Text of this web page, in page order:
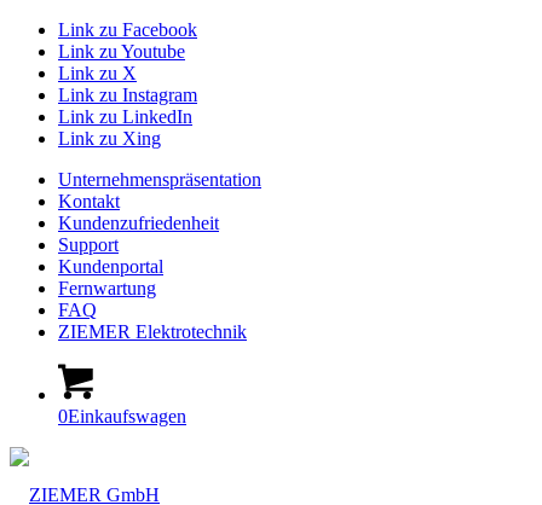
Link zu Facebook
Link zu Youtube
Link zu X
Link zu Instagram
Link zu LinkedIn
Link zu Xing
Unternehmenspräsentation
Kontakt
Kundenzufriedenheit
Support
Kundenportal
Fernwartung
FAQ
ZIEMER Elektrotechnik
0Einkaufswagen